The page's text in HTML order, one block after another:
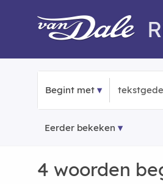
Begint met
Eerder bekeken
4 woorden